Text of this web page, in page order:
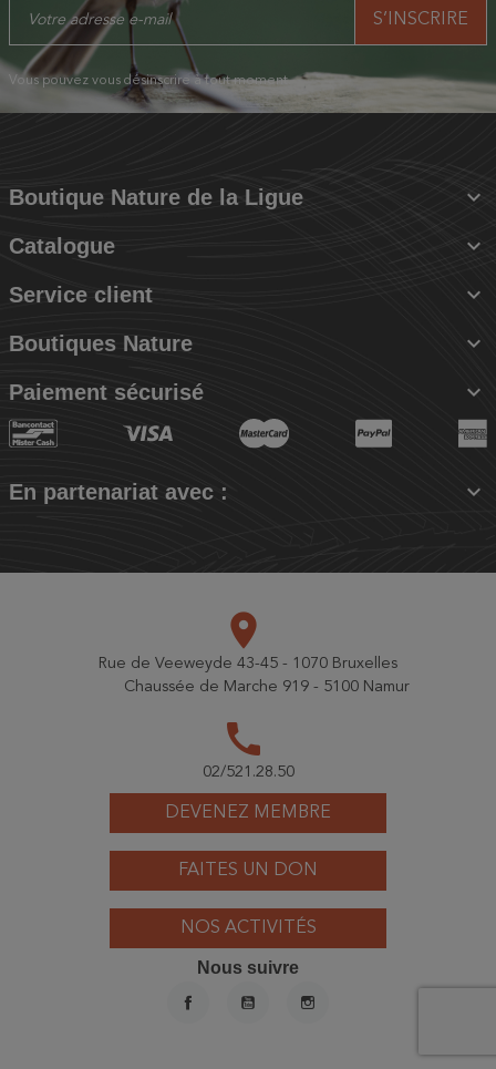
Vous pouvez vous désinscrire à tout moment.
Boutique Nature de la Ligue 
Catalogue 
Service client 
Boutiques Nature 
Paiement sécurisé 
En partenariat avec : 
DEVENEZ MEMBRE
FAITES UN DON
NOS ACTIVITÉS
place
Rue de Veeweyde 43-45 - 1070 Bruxelles
Chaussée de Marche 919 - 5100 Namur
call
02/521.28.50
Nous suivre